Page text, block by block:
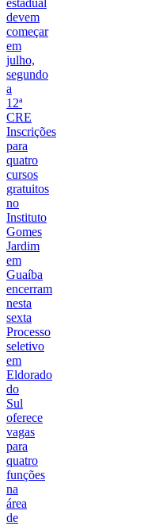
estadual
devem
começar
em
julho,
segundo
a
12ª
CRE
Inscrições
para
quatro
cursos
gratuitos
no
Instituto
Gomes
Jardim
em
Guaíba
encerram
nesta
sexta
Processo
seletivo
em
Eldorado
do
Sul
oferece
vagas
para
quatro
funções
na
área
de